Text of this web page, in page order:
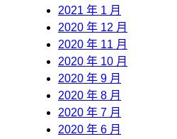
2021 年 1 月
2020 年 12 月
2020 年 11 月
2020 年 10 月
2020 年 9 月
2020 年 8 月
2020 年 7 月
2020 年 6 月